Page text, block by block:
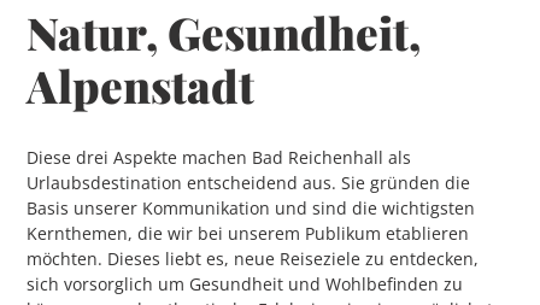
Natur, Gesundheit,
Alpenstadt
Diese drei Aspekte machen Bad Reichenhall als
Urlaubsdestination entscheidend aus. Sie gründen die
Basis unserer Kommunikation und sind die wichtigsten
Kernthemen, die wir bei unserem Publikum etablieren
möchten. Dieses liebt es, neue Reiseziele zu entdecken,
sich vorsorglich um Gesundheit und Wohlbefinden zu